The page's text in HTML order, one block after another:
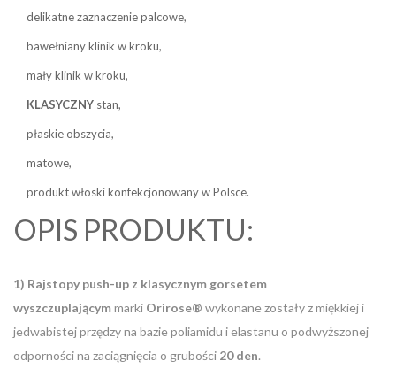
delikatne zaznaczenie palcowe,
bawełniany klinik w kroku,
mały klinik w kroku,
KLASYCZNY stan,
płaskie obszycia,
matowe,
produkt włoski konfekcjonowany w Polsce.
OPIS PRODUKTU:
1) Rajstopy push-up z klasycznym gorsetem
wyszczuplającymmarki Orirose® wykonane zostały z miękkiej i
jedwabistej przędzy na bazie poliamidu i elastanu o podwyższonej
odporności na zaciągnięcia o grubości 20 den.